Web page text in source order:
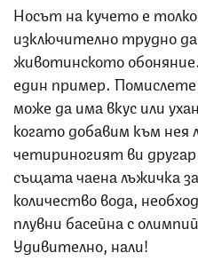
Носът на кучето е
изключително трудно
животинското
един пример.
може да има вкус или
когато добавим към нея
четириногият ви
същата чаена лъжичка
количество вода,
плувни басейна с
Удивително, нали!